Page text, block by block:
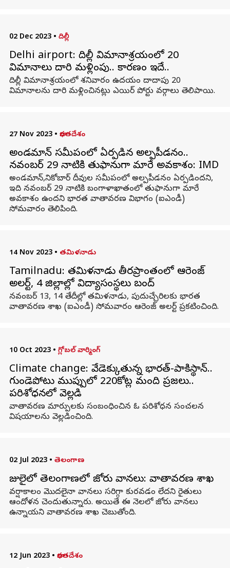
02 Dec 2023 • దిల్లీ
Delhi airport: దిల్లీ విమానాశ్రయంలో 20
విమానాలు దారి మళ్లింపు.. కారణం ఇదే..
దిల్లీ విమానాశ్రయంలో శనివారం ఉదయం దాదాపు 20
విమానాలను దారి మళ్లించినట్లు ఎయిర్ పోర్టు వర్గాలు తెలిపాయి.
27 Nov 2023 • భారతదేశం
అండమాన్ సమీపంలో ఏర్పడిన అల్పపీడనం..
నవంబర్ 29 నాటికి తుఫానుగా మారే అవకాశం: IMD
అండమాన్,నికోబార్ దీవుల సమీపంలో అల్పపీడనం ఏర్పడిందని,
ఇది నవంబర్ 29 నాటికి బంగాళాఖాతంలో తుఫానుగా మారే
అవకాశం ఉందని భారత వాతావరణ విభాగం (ఐఎండీ)
సోమవారం తెలిపింది.
14 Nov 2023 • తమిళనాడు
Tamilnadu: తమిళనాడు తీరప్రాంతంలో ఆరెంజ్
అలర్ట్, 4 జిల్లాల్లో విద్యాసంస్థలు బంద్
నవంబర్ 13, 14 తేదీల్లో తమిళనాడు, పుదుచ్చేరిలకు భారత
వాతావరణ శాఖ (ఐఎండీ) సోమవారం ఆరెంజ్ అలర్ట్ ప్రకటించింది.
10 Oct 2023 • గ్లోబల్ వార్మింగ్
Climate change: వేడెక్కుతున్న భారత్-పాకిస్థాన్..
గుండెపోటు ముప్పులో 220కోట్ల మంది ప్రజలు..
పరిశోధనలో వెల్లడి
వాతావరణ మార్పులకు సంబంధించిన ఓ పరిశోధన సంచలన
విషయాలను వెల్లడించింది.
02 Jul 2023 • తెలంగాణ
జులైలో తెలంగాణలో జోరు వానలు: వాతావరణ శాఖ
వర్షాకాలం మొదలైనా వానలు సరిగ్గా కురవడం లేదని రైతులు
ఆందోళన చెందుతున్నారు. అయితే ఈ నెలలో జోరు వానలు
ఉన్నాయని వాతావరణ శాఖ చెబుతోంది.
12 Jun 2023 • భారతదేశం